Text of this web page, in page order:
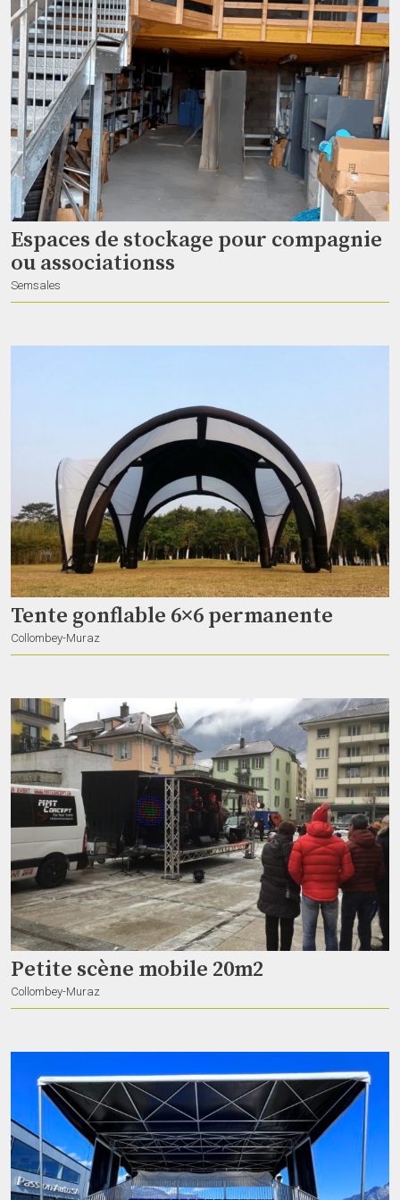
Chromlech • Jarag-5
dave_on_stage
Genève
Motorisation de vos contrtuctions
tkalten
Studio2 – Espace dédié aux arts de la scène
Nanoushka
Lausanne
Boudry
ATEM Mini Extreme ISO
Studio corium
Boudry
Régie Atem constellation 1080p
Studio corium
Boudry
Espaces de stockage pour compagnie
ou associationss
Semsales
Tente gonflable 6×6 permanente
Collombey-Muraz
Petite scène mobile 20m2
Collombey-Muraz